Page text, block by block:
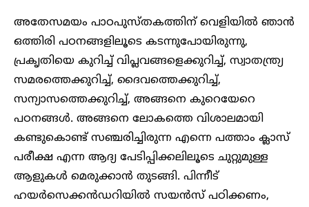
അതേസമയം പാഠപുസ്തകത്തിന് വെളിയിൽ ഞാൻ
ഒത്തിരി പഠനങ്ങളിലൂടെ കടന്നുപോയിരുന്നു,
പ്രകൃതിയെ കുറിച്ച് വിപ്ലവങ്ങളെക്കുറിച്ച്, സ്വാതന്ത്ര്യ
സമരത്തെക്കുറിച്ച്, ദൈവത്തെക്കുറിച്ച്,
സന്യാസത്തെക്കുറിച്ച്, അങ്ങനെ കുറെയേറെ
പഠനങ്ങൾ. അങ്ങനെ ലോകത്തെ വിശാലമായി
കണ്ടുകൊണ്ട് സഞ്ചരിച്ചിരുന്ന എന്നെ പത്താം ക്ലാസ്
പരീക്ഷ എന്ന ആദ്യ പേടിപ്പിക്കലിലൂടെ ചുറ്റുമുള്ള
ആളുകൾ മെരുക്കാൻ തുടങ്ങി. പിന്നീട്
ഹയർസെക്കൻഡറിയിൽ സയൻസ് പഠിക്കണം,